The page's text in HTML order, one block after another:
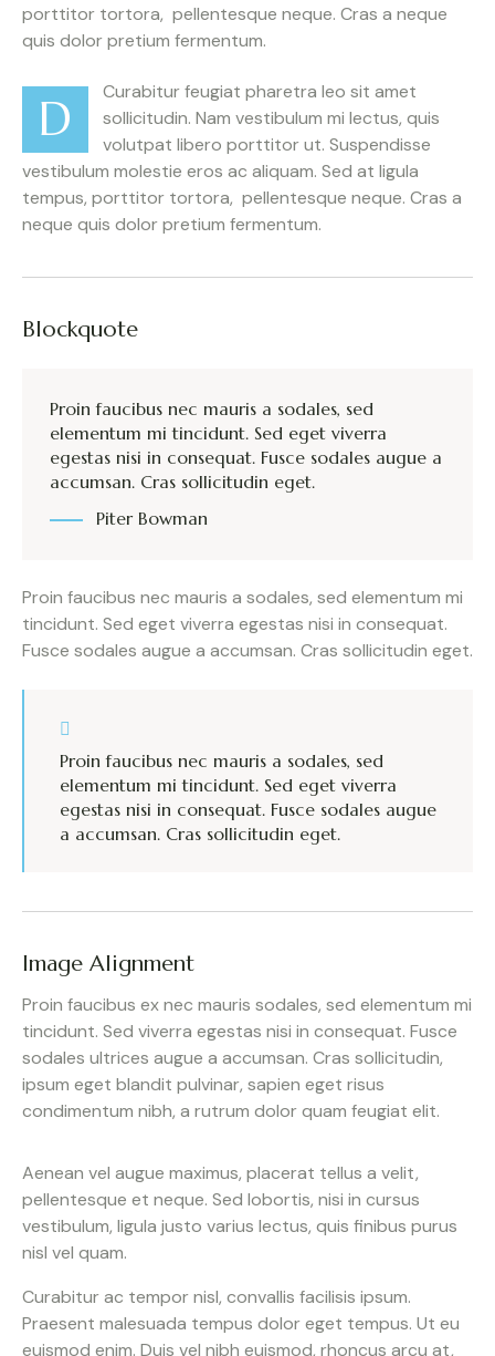
porttitor tortora, pellentesque neque. Cras a neque
quis dolor pretium fermentum.
D
Curabitur feugiat pharetra leo sit amet
sollicitudin. Nam vestibulum mi lectus, quis
volutpat libero porttitor ut. Suspendisse
vestibulum molestie eros ac aliquam. Sed at ligula
tempus, porttitor tortora, pellentesque neque. Cras a
neque quis dolor pretium fermentum.
Blockquote
Proin faucibus nec mauris a sodales, sed
elementum mi tincidunt. Sed eget viverra
egestas nisi in consequat. Fusce sodales augue a
accumsan. Cras sollicitudin eget.
Piter Bowman
Proin faucibus nec mauris a sodales, sed elementum mi
tincidunt. Sed eget viverra egestas nisi in consequat.
Fusce sodales augue a accumsan. Cras sollicitudin eget.
Proin faucibus nec mauris a sodales, sed
elementum mi tincidunt. Sed eget viverra
egestas nisi in consequat. Fusce sodales augue
a accumsan. Cras sollicitudin eget.
Image Alignment
Proin faucibus ex nec mauris sodales, sed elementum mi
tincidunt. Sed viverra egestas nisi in consequat. Fusce
sodales ultrices augue a accumsan. Cras sollicitudin,
ipsum eget blandit pulvinar, sapien eget risus
condimentum nibh, a rutrum dolor quam feugiat elit.
Aenean vel augue maximus, placerat tellus a velit,
pellentesque et neque. Sed lobortis, nisi in cursus
vestibulum, ligula justo varius lectus, quis finibus purus
nisl vel quam.
Curabitur ac tempor nisl, convallis facilisis ipsum.
Praesent malesuada tempus dolor eget tempus. Ut eu
euismod enim. Duis vel nibh euismod, rhoncus arcu at,